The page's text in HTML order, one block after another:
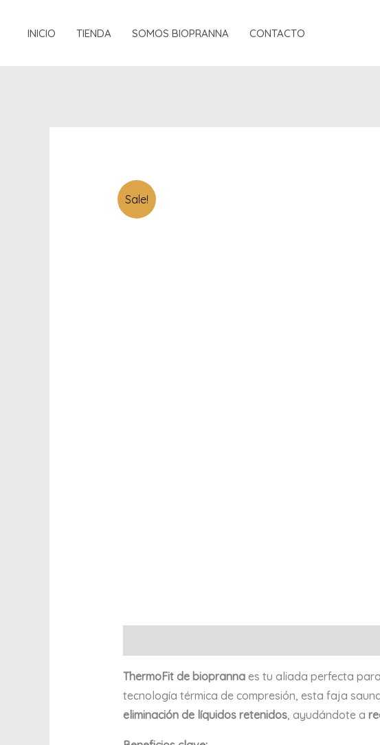
INICIO TIENDA SOMOS BIOPRANNA CONTACTO
Sale!
ThermoFit de bioprannaes tu aliada perfecta
tecnología térmica de compresión, esta faja
eliminación de líquidos retenidos, ayudándote a